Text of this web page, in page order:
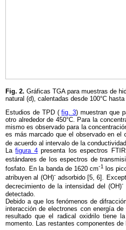
Fig. 2. Gráficas TGA para muestras de
natural (d), calentadas desde 100°C hasta
Estudios de TPD (fig. 3) muestran que
otro alrededor de 450°C. Para la
mismo es observado para la
es más marcado que el observado en el
de acuerdo al intervalo de la
Lafigura 4presenta los espectros
estándares de los espectros de
fosfato. En la banda de 1620 cm-1
los
atribuyen al (OH)-adsorbido [5, 6].
decrecimiento de la intensidad del (OH)-
detectado.
Debido a que los fenómenos de
interacción de electrones con energía
resultado que el radical oxidrilo tiene
momento. Las restantes componentes